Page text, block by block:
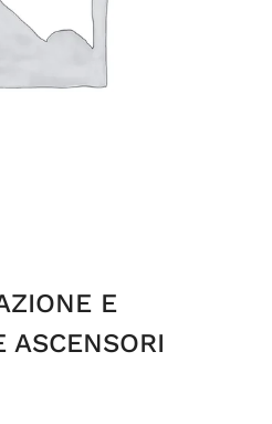
E
ASCENSORI